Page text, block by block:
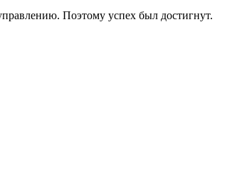
Поэтому успех был достиг­нут.